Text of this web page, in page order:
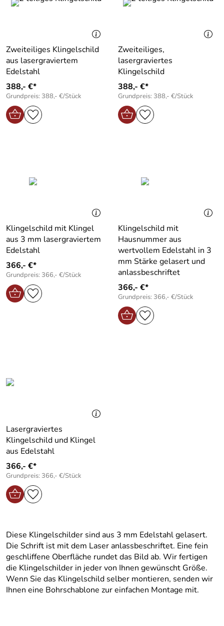
Zweiteiliges Klingelschild
aus lasergraviertem
Edelstahl
388,- €*
Grundpreis: 388,- €/Stück
Zweiteiliges,
lasergraviertes
Klingelschild
388,- €*
Grundpreis: 388,- €/Stück
Klingelschild mit Klingel
aus 3 mm lasergraviertem
Edelstahl
366,- €*
Grundpreis: 366,- €/Stück
Klingelschild mit
Hausnummer aus
wertvollem Edelstahl in 3
mm Stärke gelasert und
anlassbeschriftet
366,- €*
Grundpreis: 366,- €/Stück
Lasergraviertes
Klingelschild und Klingel
aus Edelstahl
366,- €*
Grundpreis: 366,- €/Stück
Diese Klingelschilder sind aus 3 mm Edelstahl gelasert.
Die Schrift ist mit dem Laser anlassbeschriftet. Eine fein
geschliffene Oberfläche rundet das Bild ab. Wir fertigen
die Klingelschilder in jeder von Ihnen gewünscht Größe.
Wenn Sie das Klingelschild selber montieren, senden wir
Ihnen eine Bohrschablone zur einfachen Montage mit.